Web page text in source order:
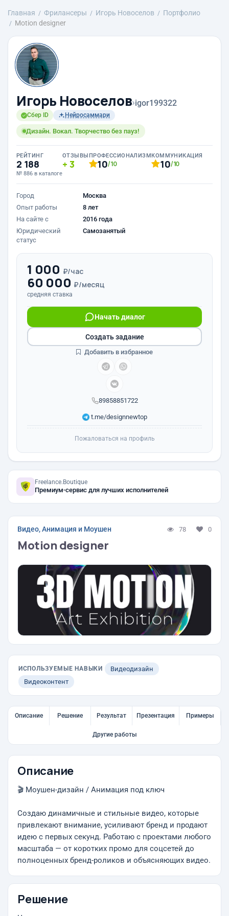
Главная Фрилансеры Игорь Новоселов
Портфолио
Motion designer
Игорь Новоселов›igor199322
Сбер ID Нейросаммари
Дизайн. Вокал. Творчество без пауз!
РЕЙТИНГ
2 188
№ 886 в каталоге
ОТЗЫВЫ
3
ПРОФЕССИОНАЛИЗМ
10/10
КОММУНИКАЦИЯ
10/10
Город
Москва
Опыт работы
8 лет
На сайте с
2016 года
Юридический
статус
Самозанятый
1 000 ₽/час
60 000 ₽/месяц
средняя ставка
89858851722
Начать диалог
t.me/designnewtop
Создать задание
Добавить в избранное
Пожаловаться на профиль
Freelance.Boutique
Премиум-сервис для лучших исполнителей
Видео, Анимация и Моушен 78 0
Motion designer
ИСПОЛЬЗУЕМЫЕ НАВЫКИ
Видеодизайн
Видеоконтент
Описание Решение Результат Презентация Примеры
Другие работы
Описание
🎬 Моушен-дизайн / Анимация под ключ
Создаю динамичные и стильные видео, которые
привлекают внимание, усиливают бренд и продают
идею с первых секунд. Работаю с проектами любого
масштаба — от коротких промо для соцсетей до
полноценных бренд-роликов и объясняющих видео.
Решение